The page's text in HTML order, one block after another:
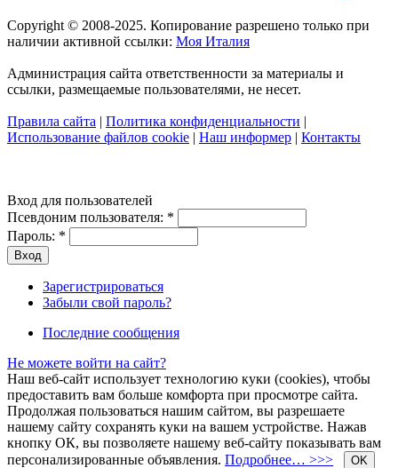
Copyright © 2008-2025. Копирование разрешено только при
наличии активной ссылки: Моя Италия
Администрация сайта ответственности за материалы и
ссылки, размещаемые пользователями, не несет.
Правила сайта | Политика конфиденциальности |
Использование файлов cookie | Наш информер | Контакты
Вход для пользователей
Псевдоним пользователя: *
Пароль: *
Зарегистрироваться
Забыли свой пароль?
Последние сообщения
Не можете войти на сайт?
Наш веб-сайт использует технологию куки (cookies), чтобы
предоставить вам больше комфорта при просмотре сайта.
Продолжая пользоваться нашим сайтом, вы разрешаете
нашему сайту сохранять куки на вашем устройстве. Нажав
кнопку ОК, вы позволяете нашему веб-сайту показывать вам
персонализированные объявления. Подробнее… >>> OK